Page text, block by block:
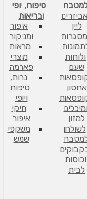
אביזרים
ליין
מסגרות
ולוחות
שעם
אחסון
ומיכלים
למזון
לשולחן
וכוסות
לבית
טיפוח, יופי
ובריאות
איפור
ומניקור
מראות
מוצרי
פארמה
נרות,
טיפוח
ויופי
תיקי
איפור
משקפי
שמש